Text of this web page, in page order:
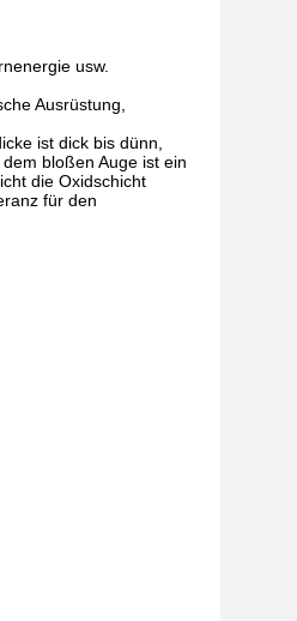
usw.
Ausrüstung,
ist dick bis dünn,
bloßen Auge ist ein
die Oxidschicht
für den